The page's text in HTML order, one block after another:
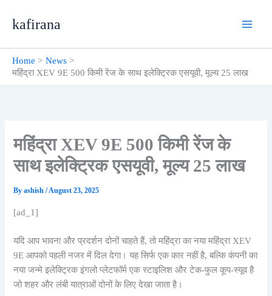
kafirana
Home
News
महिंद्रा XEV 9E 500 किमी रेंज के साथ इलेक्ट्रिक एसयूवी, मूल्य 25 लाख
महिंद्रा XEV 9E 500 किमी रेंज के
साथ इलेक्ट्रिक एसयूवी, मूल्य 25 लाख
Byashish/August 23, 2025
[ad_1]
यदि आप भावना और प्रदर्शन दोनों चाहते हैं, तो महिंद्रा का नया महिंद्रा XEV
9E आपको पहली नजर में दिल देगा। यह सिर्फ एक कार नहीं है, बल्कि कंपनी का
नया जन्मे इलेक्ट्रिक इंगलो प्लेटफॉर्म एक स्टाइलिश और टेक-फुल कूप-स्यूव है
जो शहर और लंबी यात्राओं दोनों के लिए देखा जाता है।